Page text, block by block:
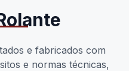
e fabricados com
e normas técnicas,